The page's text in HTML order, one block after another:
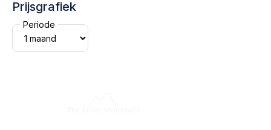
Prijsgrafiek
Periode